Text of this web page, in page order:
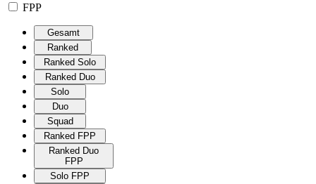
FPP
Gesamt
Ranked
Ranked Solo
Ranked Duo
Solo
Duo
Squad
Ranked FPP
Ranked Duo
FPP
Solo FPP